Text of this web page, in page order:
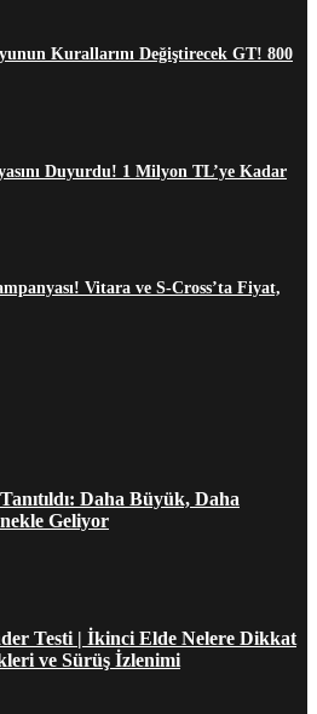
Kurallarını Değiştirecek GT! 800
Duyurdu! 1 Milyon TL’ye Kadar
Vitara ve S-Cross’ta Fiyat,
Daha Büyük, Daha
Geliyor
Testi | İkinci Elde Nelere Dikkat
ve Sürüş İzlenimi